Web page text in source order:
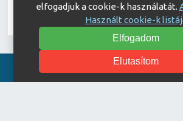
AJÁNDÉKOZÁSI
elfogadjuk a cookie-k használatát.
Használt cookie-k
Elfogadom
Elutasítom